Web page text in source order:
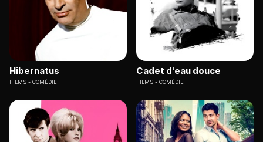
Hibernatus
FILMS COMÉDIE
Cadet d'eau douce
FILMS COMÉDIE